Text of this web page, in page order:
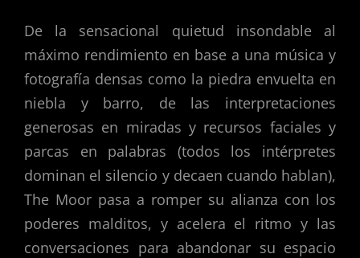
De la sensacional quietud insondable al
máximo rendimiento en base a una música y
fotografía densas como la piedra envuelta en
niebla y barro, de las interpretaciones
generosas en miradas y recursos faciales y
parcas en palabras (todos los intérpretes
dominan el silencio y decaen cuando hablan),
The Moor pasa a romper su alianza con los
poderes malditos, y acelera el ritmo y las
conversaciones para abandonar su espacio